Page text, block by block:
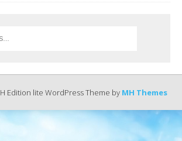
Edition lite WordPress Theme by MH Themes